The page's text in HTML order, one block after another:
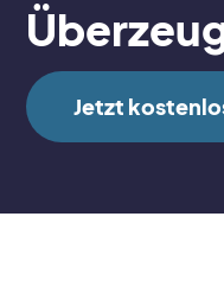
Jetzt